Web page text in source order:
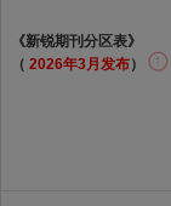
《新锐期刊分区表》
（ 2026年3月发布）